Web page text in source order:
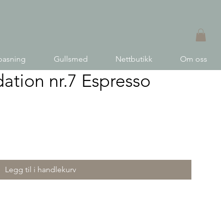
Gullsmed Nettbutikk Om oss
nr.7 Espresso
Legg til i handlekurv